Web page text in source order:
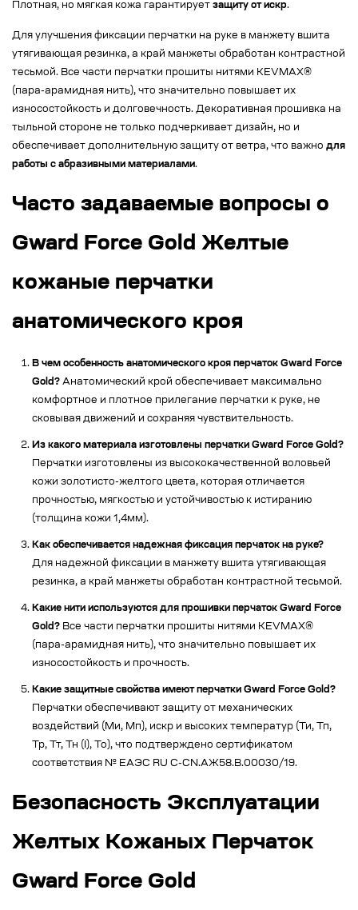
Плотная, но мягкая кожа гарантирует защиту от искр.
Для улучшения фиксации перчатки на руке в манжету вшита
утягивающая резинка, а край манжеты обработан контрастной
тесьмой. Все части перчатки прошиты нитями KEVMAX®
(пара-арамидная нить), что значительно повышает их
износостойкость и долговечность. Декоративная прошивка на
тыльной стороне не только подчеркивает дизайн, но и
обеспечивает дополнительную защиту от ветра, что важно для
работы с абразивными материалами.
Часто задаваемые вопросы о
Gward Force Gold Желтые
кожаные перчатки
анатомического кроя
В чем особенность анатомического кроя перчаток Gward Force
Gold? Анатомический крой обеспечивает максимально
комфортное и плотное прилегание перчатки к руке, не
сковывая движений и сохраняя чувствительность.
Из какого материала изготовлены перчатки Gward Force Gold?
Перчатки изготовлены из высококачественной воловьей
кожи золотисто-желтого цвета, которая отличается
прочностью, мягкостью и устойчивостью к истиранию
(толщина кожи 1,4мм).
Как обеспечивается надежная фиксация перчаток на руке?
Для надежной фиксации в манжету вшита утягивающая
резинка, а край манжеты обработан контрастной тесьмой.
Какие нити используются для прошивки перчаток Gward Force
Gold? Все части перчатки прошиты нитями KEVMAX®
(пара-арамидная нить), что значительно повышает их
износостойкость и прочность.
Какие защитные свойства имеют перчатки Gward Force Gold?
Перчатки обеспечивают защиту от механических
воздействий (Ми, Мп), искр и высоких температур (Ти, Тп,
Тр, Тт, Тн (I), То), что подтверждено сертификатом
соответствия № EAЭС RU C-CN.АЖ58.В.00030/19.
Безопасность Эксплуатации
Желтых Кожаных Перчаток
Gward Force Gold